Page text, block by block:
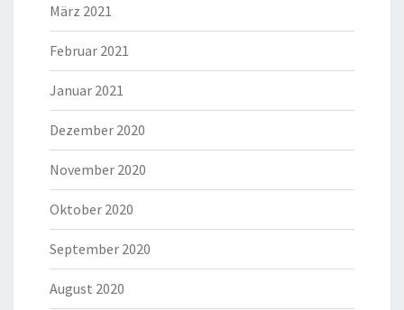
März 2021
Februar 2021
Januar 2021
Dezember 2020
November 2020
Oktober 2020
September 2020
August 2020